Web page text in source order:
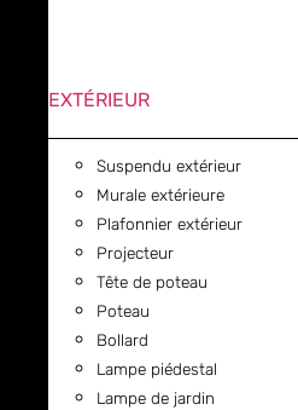
EXTÉRIEUR
Suspendu extérieur
Murale extérieure
Plafonnier extérieur
Projecteur
Tête de poteau
Poteau
Bollard
Lampe piédestal
Lampe de jardin